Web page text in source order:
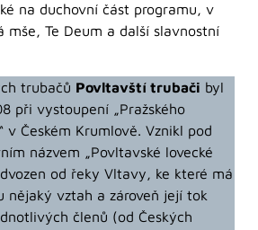
na duchovní část programu, v
mše, Te Deum a další slavnostní
trubačů Povltavští trubači byl
při vystoupení „Pražského
v Českém Krumlově. Vznikl pod
názvem „Povltavské lovecké
od řeky Vltavy, ke které má
nějaký vztah a zároveň její tok
členů (od Českých